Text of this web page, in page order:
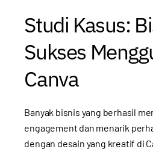
Studi Kasus:
Sukses
Canva
Banyak bisnis yang berhasil
engagement dan menarik
dengan desain yang kreatif di